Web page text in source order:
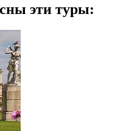
эти туры: